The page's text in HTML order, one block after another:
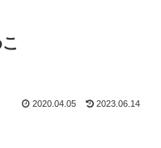
2020.04.05 2023.06.14